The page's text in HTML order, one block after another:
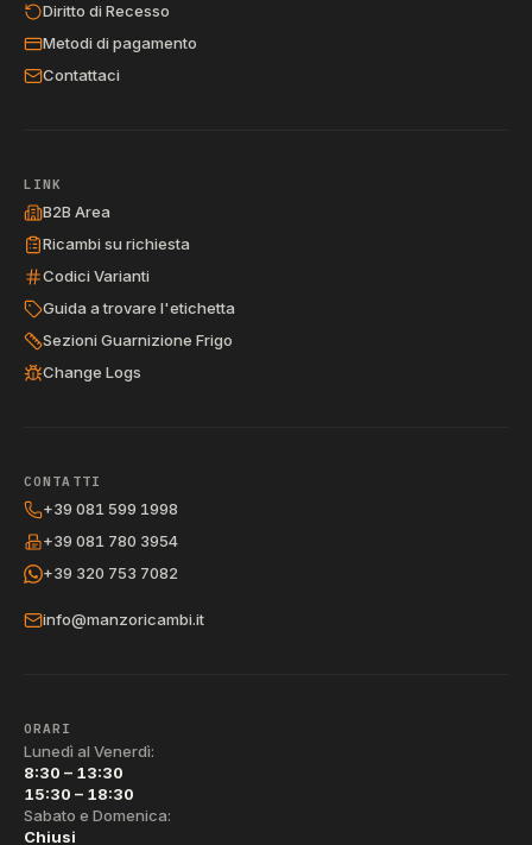
Diritto di Recesso
Metodi di pagamento
Contattaci
LINK
B2B Area
Ricambi su richiesta
Codici Varianti
Guida a trovare l'etichetta
Sezioni Guarnizione Frigo
Change Logs
CONTATTI
+39 081 599 1998
+39 081 780 3954
+39 320 753 7082
info@manzoricambi.it
ORARI
Lunedì al Venerdì:
8:30 – 13:30
15:30 – 18:30
Sabato e Domenica:
Chiusi